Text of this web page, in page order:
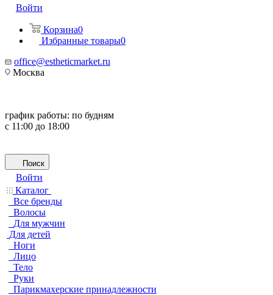
Войти
Корзина0
Избранные товары0
office@estheticmarket.ru
Москва
график работы: по будням
с 11:00 до 18:00
Поиск
Войти
Каталог
Все бренды
Волосы
Для мужчин
Для детей
Ноги
Лицо
Тело
Руки
Парикмахерские принадлежности